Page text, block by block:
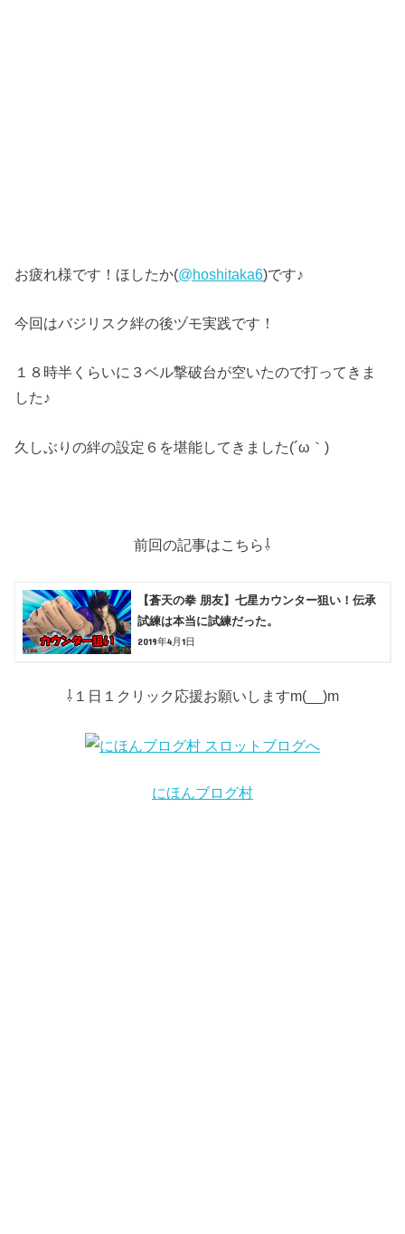
お疲れ様です！ほしたか(@hoshitaka6)です♪
今回はバジリスク絆の後ヅモ実践です！
１８時半くらいに３ベル撃破台が空いたので打ってきま
した♪
久しぶりの絆の設定６を堪能してきました(´ω｀)
前回の記事はこちら⇩
【蒼天の拳 朋友】七星カウンター狙い！伝承
試練は本当に試練だった。
2019年4月1日
⇩１日１クリック応援お願いしますm(__)m
にほんブログ村